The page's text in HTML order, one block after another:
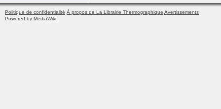
Politique de confidentialité À propos de La Librairie Thermographique Avertissements
Powered by MediaWiki